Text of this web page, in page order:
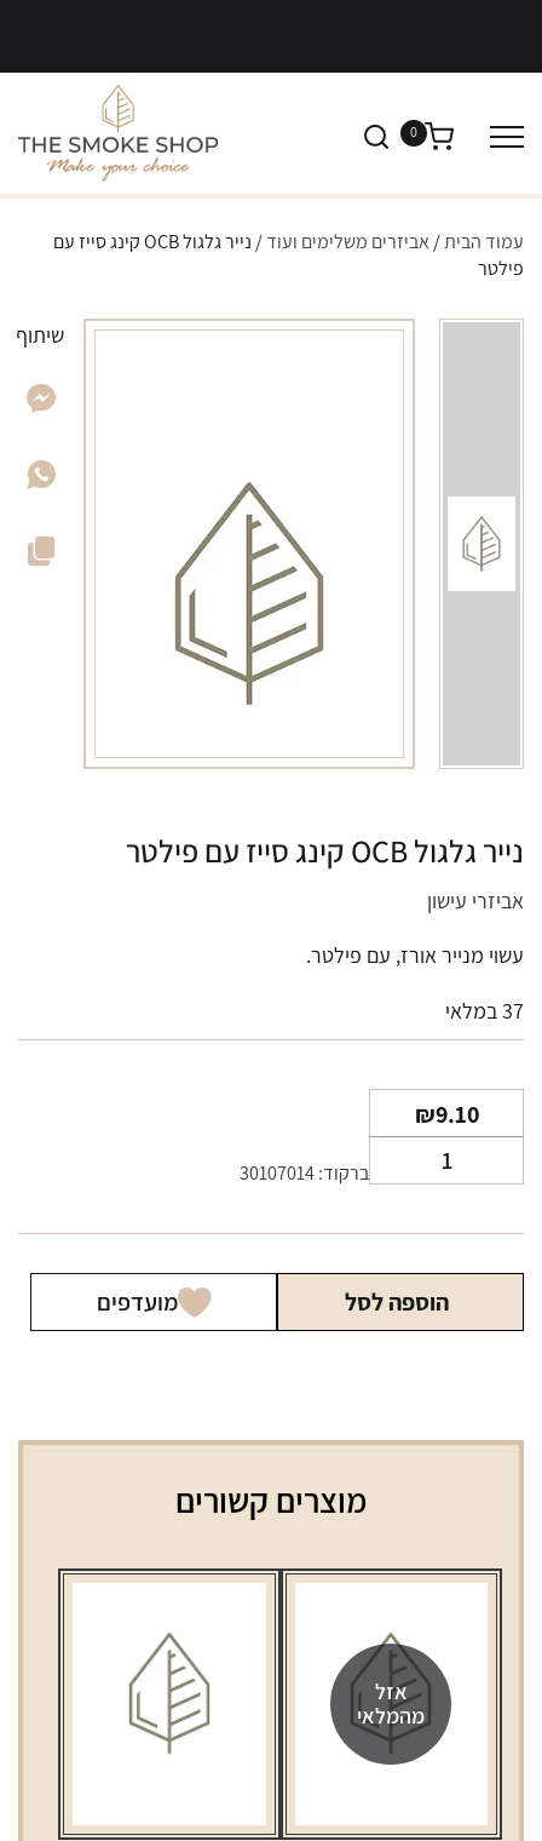
0
עמוד הבית/ אביזרים משלימים ועוד
/ נייר גלגול OCB קינג סייז עם
פילטר
נייר גלגול OCB קינג סייז עם פילטר
אביזרי עישון
עשוי מנייר אורז, עם פילטר.
37 במלאי
₪9.10
של
ברקוד: 30107014
הוספה לסל מועדפים
שיתוף
מוצרים קשורים
אזל
מהמלאי